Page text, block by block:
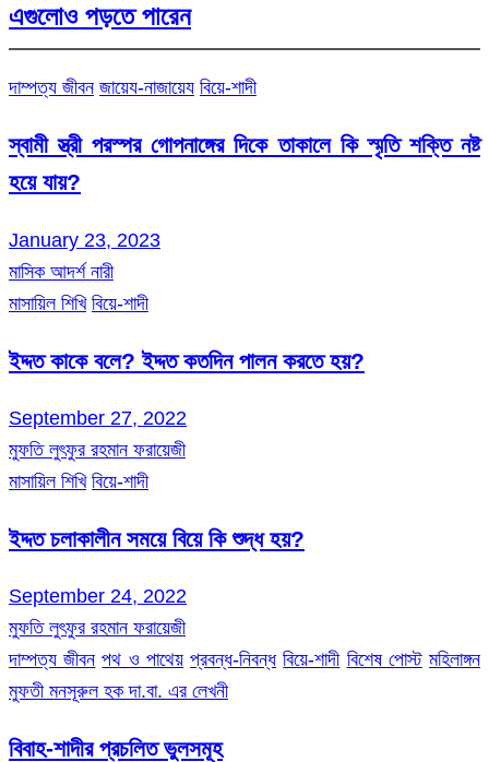
এগুলোও পড়তে পারেন
দাম্পত্য জীবন জায়েয-নাজায়েয বিয়ে-শাদী
স্বামী স্ত্রী পরস্পর গোপনাঙ্গের দিকে তাকালে কি স্মৃতি শক্তি নষ্ট
হয়ে যায়?
January 23, 2023
মাসিক আদর্শ নারী
মাসায়িল শিখি বিয়ে-শাদী
ইদ্দত কাকে বলে? ইদ্দত কতদিন পালন করতে হয়?
September 27, 2022
মুফতি লুৎফুর রহমান ফরায়েজী
মাসায়িল শিখি বিয়ে-শাদী
ইদ্দত চলাকালীন সময়ে বিয়ে কি শুদ্ধ হয়?
September 24, 2022
মুফতি লুৎফুর রহমান ফরায়েজী
দাম্পত্য জীবন পথ ও পাথেয় প্রবন্ধ-নিবন্ধ বিয়ে-শাদী বিশেষ পোস্ট মহিলাঙ্গন
মুফতী মনসূরুল হক দা.বা. এর লেখনী
বিবাহ-শাদীর প্রচলিত ভুলসমূহ